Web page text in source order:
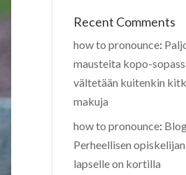
Recent Comments
how to pronounce:
mausteita kopo-
vältetään kuitenkin
makuja
how to pronounce:
Perheellisen
lapselle on kortilla